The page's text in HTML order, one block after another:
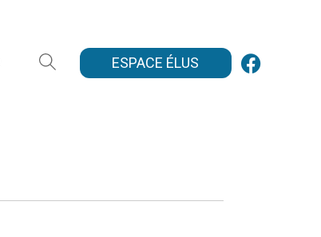
ESPACE ÉLUS